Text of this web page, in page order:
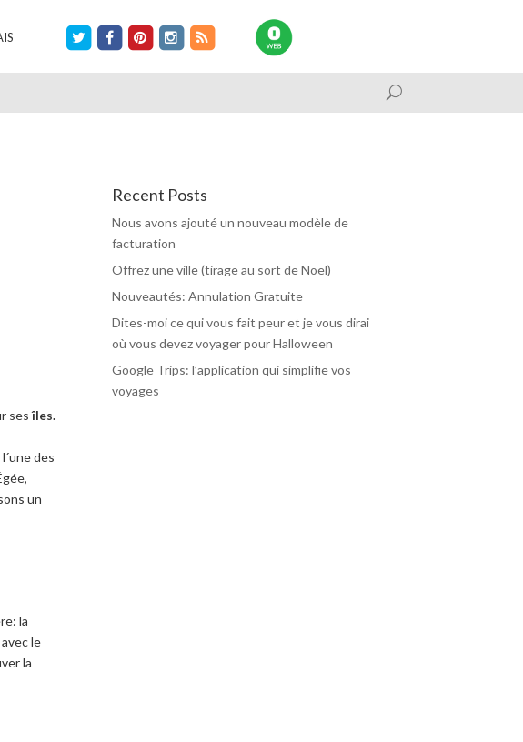
sesîles.
des
un
la
le
la
Recent Posts
Nous avons ajouté un nouveau modèle de
facturation
Offrez une ville (tirage au sort de Noël)
Nouveautés: Annulation Gratuite
Dites-moi ce qui vous fait peur et je vous dirai
où vous devez voyager pour Halloween
Google Trips: l’application qui simplifie vos
voyages